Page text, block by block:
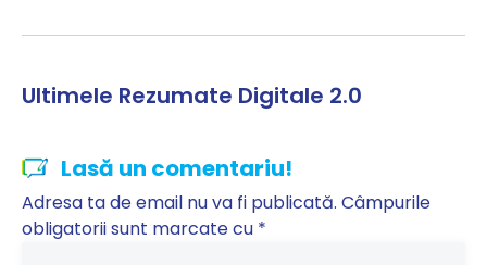
Ultimele Rezumate Digitale 2.0
Lasă un comentariu!
Adresa ta de email nu va fi publicată. Câmpurile
obligatorii sunt marcate cu *